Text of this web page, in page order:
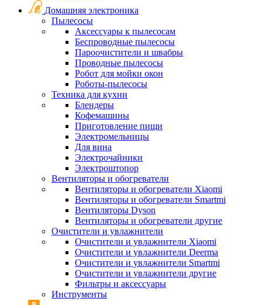
Домашняя электроника
Пылесосы
Аксессуары к пылесосам
Беспроводные пылесосы
Пароочистители и швабры
Проводные пылесосы
Робот для мойки окон
Роботы-пылесосы
Техника для кухни
Блендеры
Кофемашины
Приготовление пищи
Электромельницы
Для вина
Электрочайники
Электроштопор
Вентиляторы и обогреватели
Вентиляторы и обогреватели Xiaomi
Вентиляторы и обогреватели Smartmi
Вентиляторы Dyson
Вентиляторы и обогреватели другие
Очистители и увлажнители
Очистители и увлажнители Xiaomi
Очистители и увлажнители Deerma
Очистители и увлажнители Smartmi
Очистители и увлажнители другие
Фильтры и аксессуары
Инструменты